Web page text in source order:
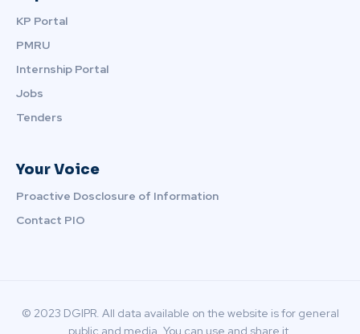
KP Portal
PMRU
Internship Portal
Jobs
Tenders
Your Voice
Proactive Dosclosure of Information
Contact PIO
© 2023 DGIPR. All data available on the website is for general
public and media. You can use and share it.